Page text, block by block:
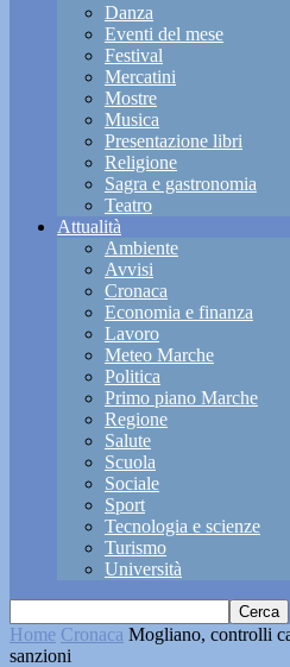
Danza
Eventi del mese
Festival
Mercatini
Mostre
Musica
Presentazione libri
Religione
Sagra e gastronomia
Teatro
Attualità
Ambiente
Avvisi
Cronaca
Economia e finanza
Lavoro
Meteo Marche
Politica
Primo piano Marche
Regione
Salute
Scuola
Sociale
Sport
Tecnologia e scienze
Turismo
Università
Home Cronaca Mogliano, controlli
sanzioni